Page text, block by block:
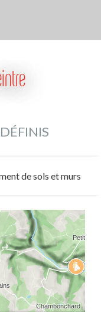
de sols et murs